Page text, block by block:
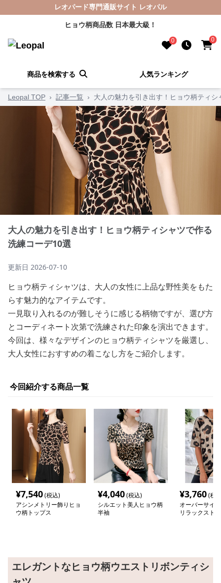
レオパード専門通販サイト レオパル
ヒョウ柄商品数 日本最大級！
0 0
商品を検索する 人気ランキング
Leopal TOP › 記事一覧 › 大人の魅力を引き出す！ヒョウ柄ティ
大人の魅力を引き出す！ヒョウ柄ティシャツで作る
洗練コーデ10選
更新日 2026-07-10
ヒョウ柄ティシャツは、大人の女性に上品な野性美をもた
らす魅力的なアイテムです。
一見取り入れるのが難しそうに感じる柄物ですが、選び方
とコーディネート次第で洗練された印象を演出できます。
今回は、様々なデザインのヒョウ柄ティシャツを厳選し、
大人女性におすすめの着こなし方をご紹介します。
今回紹介する商品一覧
¥7,540(税込)
アシンメトリー飾りヒョ
ウ柄トップス
¥4,040(税込)
シルエット美人ヒョウ柄
半袖
¥3,760(税
オーバーサイ
リラックスト
エレガントなヒョウ柄ウエストリボンティシ